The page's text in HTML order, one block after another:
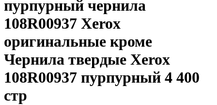
пурпурный чернила
108R00937 Xerox
оригинальные кроме
Чернила твердые Xerox
108R00937 пурпурный 4 400
стр